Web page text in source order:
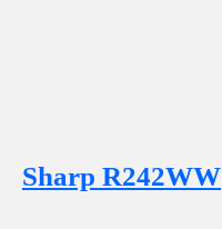
Sharp R242WW